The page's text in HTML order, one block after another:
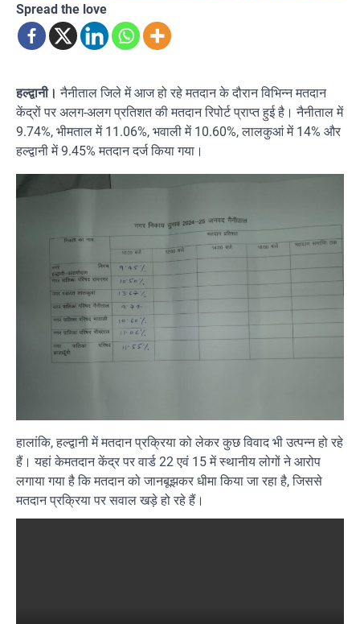
Spread the love
हल्द्वानी।नैनीताल जिले में आज हो रहे मतदान के दौरान विभिन्न मतदान
केंद्रों पर अलग-अलग प्रतिशत की मतदान रिपोर्ट प्राप्त हुई है। नैनीताल में
9.74%, भीमताल में 11.06%, भवाली में 10.60%, लालकुआं में 14% और
हल्द्वानी में 9.45% मतदान दर्ज किया गया।
हालांकि, हल्द्वानी में मतदान प्रक्रिया को लेकर कुछ विवाद भी उत्पन्न हो रहे
हैं। यहां केमतदान केंद्र पर वार्ड 22 एवं 15 में स्थानीय लोगों ने आरोप
लगाया गया है कि मतदान को जानबूझकर धीमा किया जा रहा है, जिससे
मतदान प्रक्रिया पर सवाल खड़े हो रहे हैं।